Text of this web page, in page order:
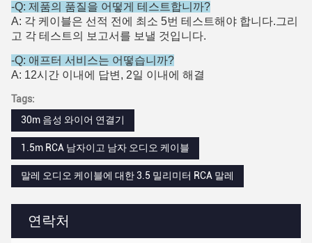
연락처
-Q: 제품의 품질을 어떻게 테스트합니까?
A: 각 케이블은 선적 전에 최소 5번 테스트해야 합니다.그리
고 각 테스트의 보고서를 보낼 것입니다.
-Q: 애프터 서비스는 어떻습니까?
A: 12시간 이내에 답변, 2일 이내에 해결
Tags:
30m 음성 와이어 연결기
1.5m RCA 남자이고 남자 오디오 케이블
말레 오디오 케이블에 대한 3.5 밀리미터 RCA 말레